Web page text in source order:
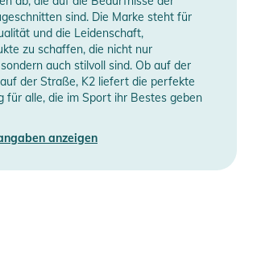
Insole
Schnürung: TX3 BOA® Lacing, H4 BOA®
Liner Konstruktion: Intuition® Comfort
Liner Extras: Internal J -Bars, External J-
Pockets
Liner mit Schnürung: 3 Point Harness,
sind. Die Marke steht für
und die Leidenschaft,
zu schaffen, die nicht nur
auch stilvoll sind. Ob auf der
der Straße, K2 liefert die perfekte
für alle, die im Sport ihr Bestes geben
anzeigen